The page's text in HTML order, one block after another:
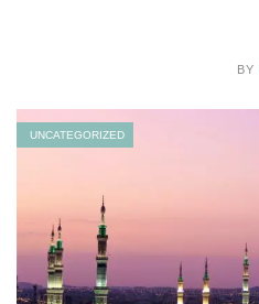
BY
UNCATEGORIZED